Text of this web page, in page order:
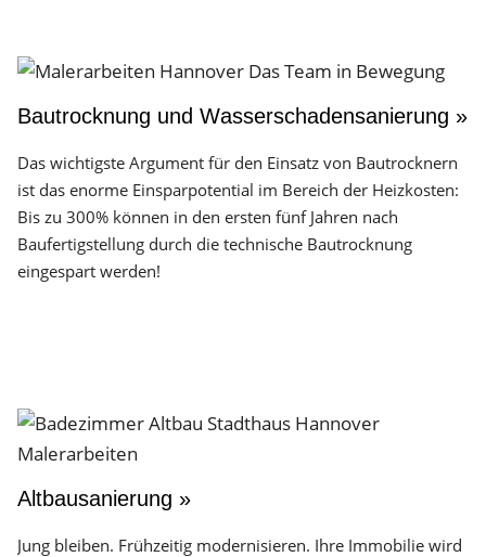
Bautrocknung und Wasserschadensanierung »
Das wichtigste Argument für den Einsatz von Bautrocknern
ist das enorme Einsparpotential im Bereich der Heizkosten:
Bis zu 300% können in den ersten fünf Jahren nach
Baufertigstellung durch die technische Bautrocknung
eingespart werden!
Altbausanierung »
Jung bleiben. Frühzeitig modernisieren. Ihre Immobilie wird